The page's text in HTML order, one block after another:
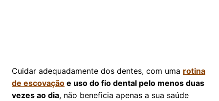
Cuidar adequadamente dos dentes, com uma rotina
de escovação e uso do fio dental pelo menos duas
vezes ao dia, não beneficia apenas a sua saúde